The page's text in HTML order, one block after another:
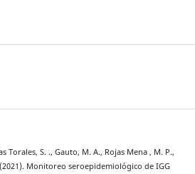
Torales, S. ., Gauto, M. A., Rojas Mena , M. P.,
Monitoreo seroepidemiológico de IGG